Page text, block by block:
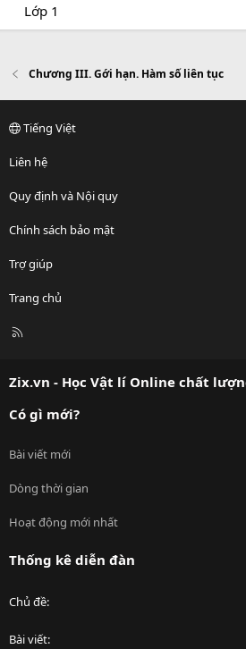
Lớp 1
Chương III. Gới hạn. Hàm số liên tục
Tiếng Việt
Liên hệ
Quy định và Nội quy
Chính sách bảo mật
Trợ giúp
Trang chủ
R
Zix.vn - Học Vật lí Online chất
Có gì mới?
Bài viết mới
Dòng thời gian
Hoạt động mới nhất
Thống kê diễn đàn
Chủ đề
Bài viết